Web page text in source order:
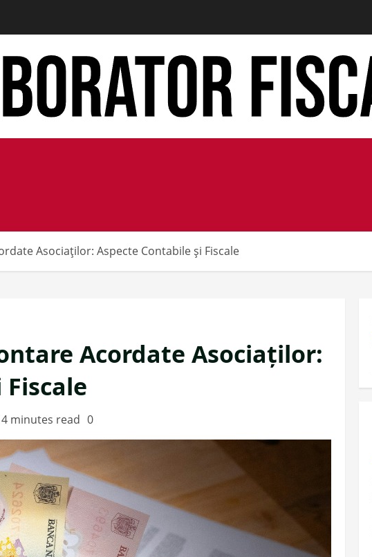
Asociaților: Aspecte Contabile și Fiscale
Acordate Asociaților:
4 minutes read 0